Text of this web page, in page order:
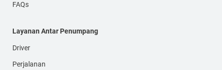
FAQs
Layanan Antar Penumpang
Driver
Perjalanan